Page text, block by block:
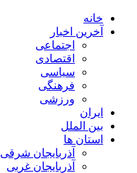
خانه
آخرین اخبار
اجتماعی
اقتصادی
سیاسی
فرهنگی
ورزشی
ایران
بین الملل
استان ها
آذربایجان شرقی
آذربایجان غربی